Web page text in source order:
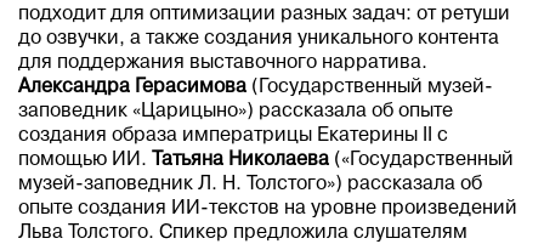
подходит для оптимизации разных задач: от ретуши
до озвучки, а также создания уникального контента
для поддержания выставочного нарратива.
Александра Герасимова (Государственный музей-
заповедник «Царицыно») рассказала об опыте
создания образа императрицы Екатерины II с
помощью ИИ.
Татьяна Николаева («Государственный
музей-заповедник Л. Н. Толстого») рассказала об
опыте создания ИИ-текстов на уровне произведений
Льва Толстого. Спикер предложила слушателям